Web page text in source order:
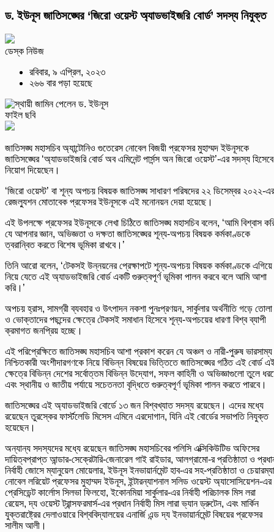
ড. ইউনূস জাতিসঙ্ঘের ‘জিরো ওয়েস্ট অ্যাডভাইজরি বোর্ড’ সদস্য নিযুক্ত
ডেস্ক নিউজ
রবিবার, ৯ এপ্রিল, ২০২৩
২৬৬ বার পড়া হয়েছে
ফাইল ছবি
জাতিসঙ্ঘ মহাসচিব অ্যান্টোনিও গুতেরেস নোবেল বিজয়ী প্রফেসর মুহাম্মদ ইউনূসকে
জাতিসঙ্ঘের ‘অ্যাডভাইজরি বোর্ড অব এমিনেন্ট পার্সন্স অন জিরো ওয়েস্ট’-এর সদস্য হিসেবে
নিয়োগ দিয়েছেন।
‘জিরো ওয়েস্ট’ বা শূন্য অপচয় বিষয়ক জাতিসঙ্ঘ সাধারণ পরিষদের ২২ ডিসেম্বর ২০২২-এর
রেজল্যুশন মোতাবেক প্রফেসর ইউনূসকে এই মনোনয়ন দেয়া হয়েছে।
এই উপলক্ষে প্রফেসর ইউনূসকে লেখা চিঠিতে জাতিসঙ্ঘ মহাসচিব বলেন, ‘আমি বিশ্বাস
যে আপনার জ্ঞান, অভিজ্ঞতা ও দক্ষতা জাতিসঙ্ঘের শূন্য-অপচয় বিষয়ক কর্মকাণ্ডকে
ত্বরান্বিত করতে বিশেষ ভূমিকা রাখবে।’
তিনি আরো বলেন, ‘টেকসই উন্নয়নের প্রেক্ষাপটে শূন্য-অপচয় বিষয়ক কর্মকাণ্ডকে এগিয়ে
নিয়ে যেতে এই অ্যাডভাইজরি বোর্ড একটি গুরুত্বপূর্ণ ভূমিকা পালন করবে বলে আমি আশা
করি।’
অপচয় হ্রাস, সামগ্রী ব্যবহার ও উৎপাদন নকশা পুনঃপ্রণয়ন, সার্কুলার অর্থনীতি গড়ে তোলা
ও ভোক্তাদের পছন্দের ক্ষেত্রে টেকসই সমাধান হিসেবে শূন্য-অপচয়ের ধারণা বিশ্ব ব্যাপী
ক্রমাগত জনপ্রিয় হচ্ছে।
এই পরিপ্রেক্ষিতে জাতিসঙ্ঘ মহাসচিব আশা প্রকাশ করেন যে অঞ্চল ও নারী-পুরুষ ভারসাম্য
নিশ্চিতকারী অংশীদারগণকে নিয়ে বিভিন্ন বিষয়ের ভিত্তিতে জাতিসঙ্ঘের গঠিত এই বোর্ড
ক্ষেত্রে বিভিন্ন দেশের সর্বোত্তম বিভিন্ন উদ্যোগ, সফল কাহিনী ও অভিজ্ঞাগুলো তুলে
এবং স্থানীয় ও জাতীয় পর্যায়ে সচেতনতা বৃদ্ধিতে গুরুত্বপূর্ণ ভূমিকা পালন করতে পারবে।
জাতিসঙ্ঘের এই অ্যাডভাইজরি বোর্ডে ১৩ জন বিশ্বখ্যাত সদস্য রয়েছেন। এদের মধ্যে
রয়েছেন তুরস্কের ফার্স্টলেডি মিসেস এমিনে এরদোগান, যিনি এই বোর্ডের সভাপতি নিযুক্ত
হয়েছেন।
অন্যান্য সদস্যদের মধ্যে রয়েছেন জাতিসঙ্ঘ মহাসচিবের পলিসি এক্সিকিউটিভ অফিসের
দায়িত্বপ্রাপ্ত আন্ডার-সেক্রেটারি-জেনারেল গাই রাইডার, আলগ্রামো-র প্রতিষ্ঠাতা ও
নির্বাহী জোসে ম্যানুয়েল মোয়েলার, ইউনূস ইনভায়ার্নমেন্ট হাব-এর সহ-প্রতিষ্ঠাতা ও
নোবেল লরিয়েট প্রফেসর মুহাম্মদ ইউনূস, ইন্টারন্যাশনাল সলিড ওয়েস্ট অ্যাসোসিয়েশন-এর
প্রেসিডেন্ট কার্লোস সিলভা ফিলহো, ইকোনমিয়া সার্কুলার-এর নির্বাহী পরিচালক মিস লরা
রেয়েস, দ্য ওয়েস্ট ট্রান্সফরমার্স-এর প্রধান নির্বাহী মিস লারা ভ্যান ড্রুটেন, এবং মার্কিন
যুক্তরাষ্ট্রের দেলাওয়ারে বিশ্ববিদ্যালয়ের এনার্জি এন্ড দ্য ইনভায়ার্নমেন্ট বিষয়ের প্রফেসর
সালীম আলী।